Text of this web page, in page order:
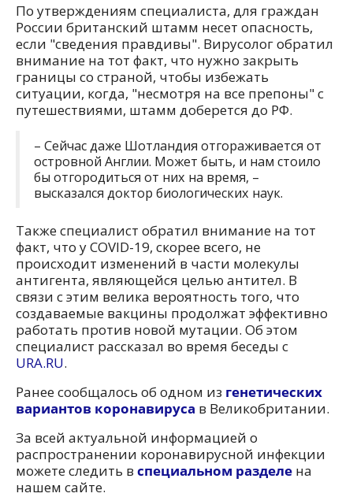
По утверждениям специалиста, для граждан
России британский штамм несет опасность,
если "сведения правдивы". Вирусолог обратил
внимание на тот факт, что нужно закрыть
границы со страной, чтобы избежать
ситуации, когда, "несмотря на все препоны" с
путешествиями, штамм доберется до РФ.
– Сейчас даже Шотландия отгораживается от
островной Англии. Может быть, и нам стоило
бы отгородиться от них на время, –
высказался доктор биологических наук.
Также специалист обратил внимание на тот
факт, что у COVID-19, скорее всего, не
происходит изменений в части молекулы
антигента, являющейся целью антител. В
связи с этим велика вероятность того, что
создаваемые вакцины продолжат эффективно
работать против новой мутации. Об этом
специалист рассказал во время беседы с
URA.RU.
Ранее сообщалось об одном из генетических
вариантов коронавируса в Великобритании.
За всей актуальной информацией о
распространении коронавирусной инфекции
можете следить в специальном разделе на
нашем сайте.